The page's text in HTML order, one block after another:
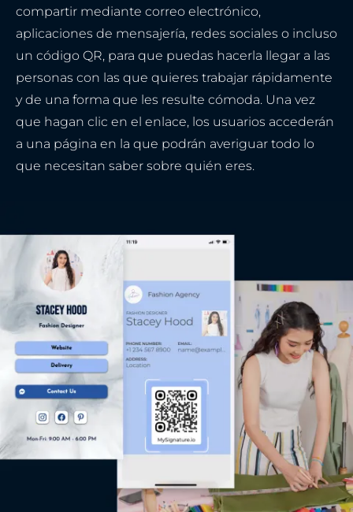
compartir mediante correo electrónico,
aplicaciones de mensajería, redes sociales o incluso
un código QR, para que puedas hacerla llegar a las
personas con las que quieres trabajar rápidamente
y de una forma que les resulte cómoda. Una vez
que hagan clic en el enlace, los usuarios accederán
a una página en la que podrán averiguar todo lo
que necesitan saber sobre quién eres.